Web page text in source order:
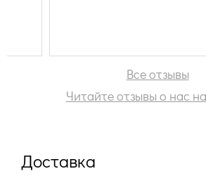
Все отзывы
Читайте отзывы о нас
Доставка